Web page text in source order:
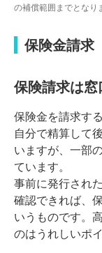
の補償範囲までとなり
保険金請求
保険請求は窓
保険金を請求す
自分で精算して
いますが、一部
ています。
事前に発行され
確認できれば、
いうものです。
のはうれしいポ